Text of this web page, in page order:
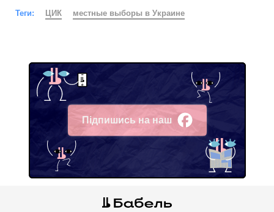
Теги: ЦИК местные выборы в Украине
Підпишись на наш
Facebook